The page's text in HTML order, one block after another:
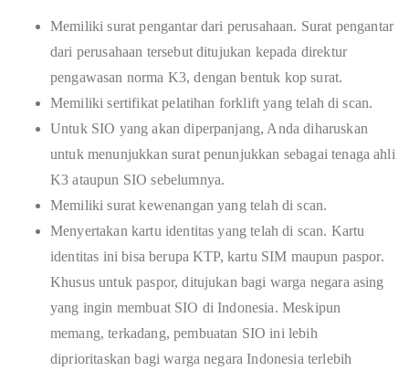
Memiliki surat pengantar dari perusahaan. Surat pengantar
dari perusahaan tersebut ditujukan kepada direktur
pengawasan norma K3, dengan bentuk kop surat.
Memiliki sertifikat pelatihan forklift yang telah di scan.
Untuk SIO yang akan diperpanjang, Anda diharuskan
untuk menunjukkan surat penunjukkan sebagai tenaga ahli
K3 ataupun SIO sebelumnya.
Memiliki surat kewenangan yang telah di scan.
Menyertakan kartu identitas yang telah di scan. Kartu
identitas ini bisa berupa KTP, kartu SIM maupun paspor.
Khusus untuk paspor, ditujukan bagi warga negara asing
yang ingin membuat SIO di Indonesia. Meskipun
memang, terkadang, pembuatan SIO ini lebih
diprioritaskan bagi warga negara Indonesia terlebih